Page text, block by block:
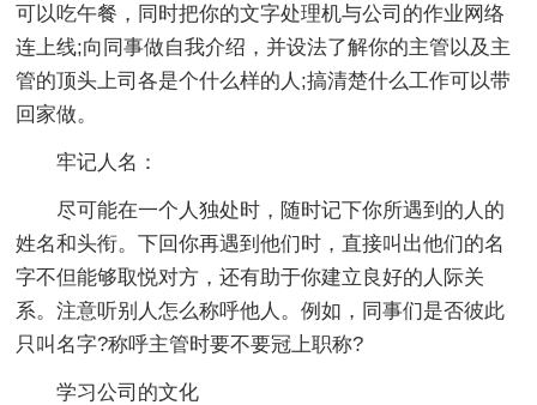
可以吃午餐，同时把你的文字处理机与公司的作业网络
连上线;向同事做自我介绍，并设法了解你的主管以及主
管的顶头上司各是个什么样的人;搞清楚什么工作可以带
回家做。
牢记人名：
尽可能在一个人独处时，随时记下你所遇到的人的
姓名和头衔。下回你再遇到他们时，直接叫出他们的名
字不但能够取悦对方，还有助于你建立良好的人际关
系。注意听别人怎么称呼他人。例如，同事们是否彼此
只叫名字?称呼主管时要不要冠上职称?
学习公司的文化